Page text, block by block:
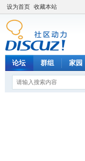
设为首页 收藏本站
论坛 群组 家园